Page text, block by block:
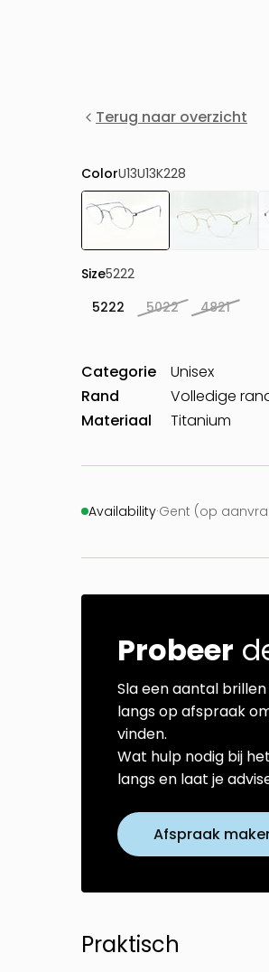
Terug naar overzicht
ColorU13U13K228
Size5222
5222
5022 4821
Categorie
Unisex
Rand
Volledige
Materiaal
Titanium
Availability·Gent (op
Probeer
Sla een aantal
langs op afspraak
vinden.
Wat hulp nodig bij
langs en laat je
Afspraak
Praktisch